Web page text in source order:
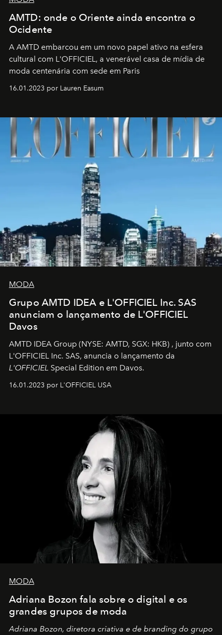
AMTD: onde o Oriente ainda encontra o
Ocidente
A AMTD embarcou em um novo papel ativo na esfera
cultural com L'OFFICIEL, a venerável casa de mídia de
moda centenária com sede em Paris
16.01.2023 por Lauren Easum
MODA
Grupo AMTD IDEA e L'OFFICIEL Inc. SAS
anunciam o lançamento de L'OFFICIEL
Davos
AMTD IDEA Group (NYSE: AMTD, SGX: HKB) , junto com
L'OFFICIEL Inc. SAS, anuncia o lançamento da
L'OFFICIEL Special Edition em Davos.
16.01.2023 por L'OFFICIEL USA
MODA
Adriana Bozon fala sobre o digital e os
grandes grupos de moda
Adriana Bozon, diretora criativa e de branding do grupo